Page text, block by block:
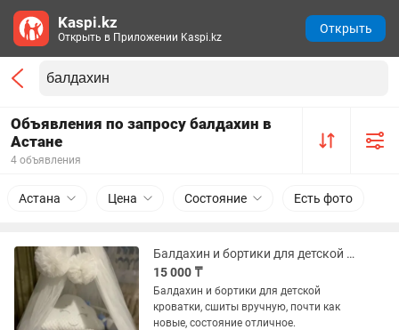
Объявления по запросу балдахин в
Астане
4 объявления
Астана Цена Состояние Есть фото
Балдахин и бортики для детской кроватки
15 000 ₸
Балдахин и бортики для детской
кроватки, сшиты вручную, почти как
новые, состояние отличное.
Kaspi.kz
Открыть в Приложении Kaspi.kz
Открыть